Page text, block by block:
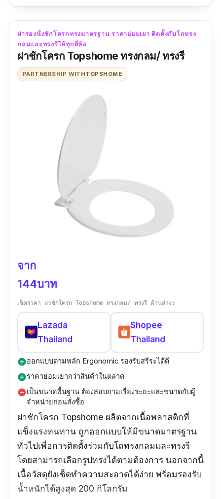
“ฝารองนั่งชักโครกทรงรี cotton คุณภาพดีมาก ดี
กว่าอันเก่าที่แตกไปซะอีก เป็น soft close ด้วยไม่
ต้องกังวลว่าจะปิดฝาเสียงดัง จัดส่งรวดเร็ว คุ้มค่า
ราคาไม่แพง”
ฝารองนั่งชักโครกทรงมาตรฐาน ราคาย่อมเยา ติดตั้งกับโถทรง
กลมและทรงรีได้ทุกยี่ห้อ
ฝาชักโครก Topshome ทรงกลม/ ทรงรี
PARTNERSHIP WITHTOPSHOME
จาก
144บาท
เช็คราคา ฝาชักโครก Topshome ทรงกลม/ ทรงรี ด้านล่าง:
Lazada
Thailand
Shopee
Thailand
add_circleออกแบบตามหลัก Ergonomic รองรับสรีระได้ดี
add_circleราคาย่อมเยากว่าสินค้าในตลาด
remove_circleเป็นขนาดพื้นฐาน ต้องสอบถามเรื่องระยะและขนาดกับผู้
จำหน่ายก่อนสั่งซื้อ
ฝาชักโครก Topshome ผลิตจากเนื้อพลาสติกที่
แข็งแรงทนทาน ถูกออกแบบให้มีขนาดมาตรฐาน
ทั่วไปเพื่อการติดตั้งร่วมกับโถทรงกลมและทรงรี
โดยสามารถเลือกรูปทรงได้ตามต้องการ นอกจากนี้
เนื้อวัสดุยังเช็ดทำความสะอาดได้ง่าย พร้อมรองรับ
น้ำหนักได้สูงสุด 200 กิโลกรัม